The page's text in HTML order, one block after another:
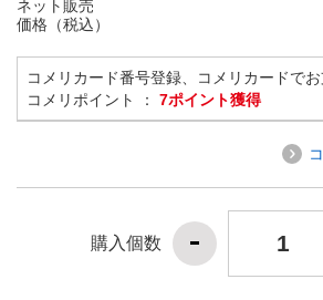
ネット販売
価格（税込）
コメリカード番号登録、コメリカードで
コメリポイント ： 7ポイント獲得
購入個数